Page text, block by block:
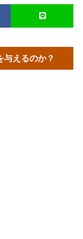
与えるのか？